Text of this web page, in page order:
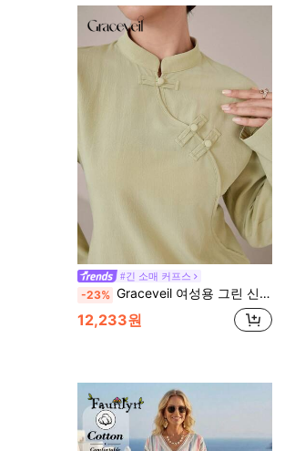
#긴 소매 커프스
-23% Graceveil 여성용 그린 신중국풍 비대칭 패브릭 백 버튼 디자인 2피스 세트
12,233원